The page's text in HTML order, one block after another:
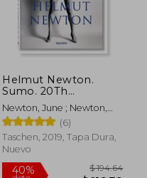
Helmut Newton.
Sumo. 20Th
Anniversary --
Multilingual (en
Inglés)
Newton, June ; Newton,
Helmut
(6)
Taschen, 2019, Tapa Dura,
Nuevo